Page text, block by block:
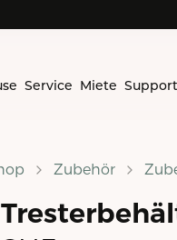
Service Miete Support
Zubehör